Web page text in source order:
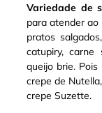
Variedade de
para atender
pratos
catupiry, carne
queijo brie. Pois
crepe de
crepe Suzette.